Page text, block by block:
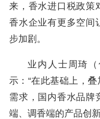
来，香水进口税政策
香水企业有更多空间
步加剧。
业内人士周琦
示：“在此基础上，
需求，国内香水品牌
端、调香端的产品创